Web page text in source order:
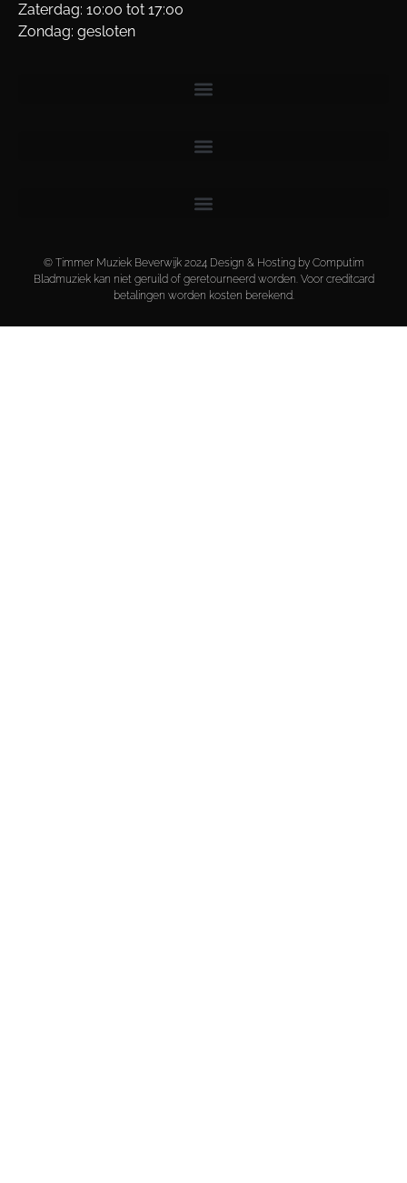
Zaterdag: 10:00 tot 17:00
Zondag: gesloten
© Timmer Muziek Beverwijk 2024 Design & Hosting by Computim
Bladmuziek kan niet geruild of geretourneerd worden. Voor creditcard
betalingen worden kosten berekend.